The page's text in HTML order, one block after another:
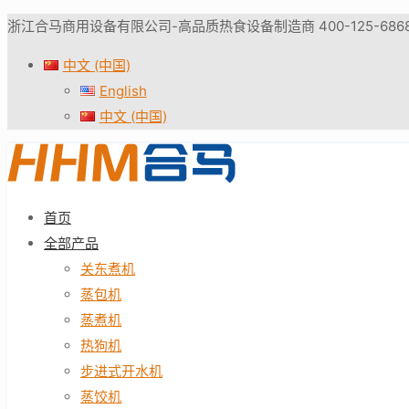
浙江合马商用设备有限公司-高品质热食设备制造商 400-125-
中文 (中国)
English
中文 (中国)
首页
全部产品
关东煮机
蒸包机
蒸煮机
热狗机
步进式开水机
蒸饺机